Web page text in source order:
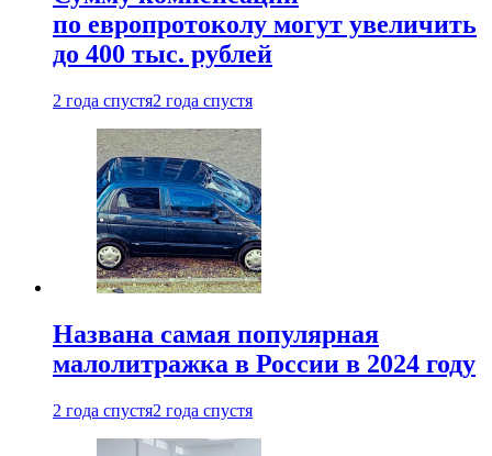
по европротоколу могут увеличить
до 400 тыс. рублей
2 года спустя2 года спустя
Названа самая популярная
малолитражка в России в 2024 году
2 года спустя2 года спустя